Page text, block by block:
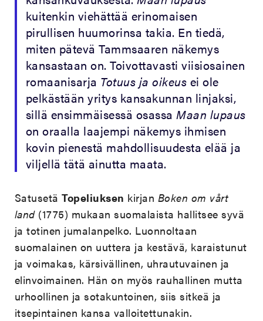
kuitenkin viehättää erinomaisen
pirullisen huumorinsa takia. En tiedä,
miten pätevä Tammsaaren näkemys
kansastaan on. Toivottavasti viisiosainen
romaanisarja Totuus ja oikeus ei ole
pelkästään yritys kansakunnan linjaksi,
sillä ensimmäisessä osassaMaan lupaus
on oraalla laajempi näkemys ihmisen
kovin pienestä mahdollisuudesta elää ja
viljellä tätä ainutta maata.
SatusetäTopeliuksen kirjan Boken om vårt
land(1775) mukaan suomalaista hallitsee syvä
ja totinen jumalanpelko. Luonnoltaan
suomalainen on uuttera ja kestävä, karaistunut
ja voimakas, kärsivällinen, uhrautuvainen ja
elinvoimainen. Hän on myös rauhallinen mutta
urhoollinen ja sotakuntoinen, siis sitkeä ja
itsepintainen kansa valloitettunakin.